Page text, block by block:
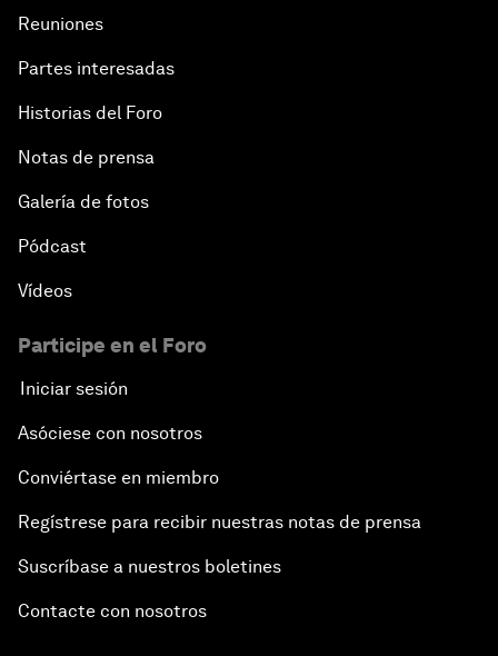
Reuniones
Partes interesadas
Historias del Foro
Notas de prensa
Galería de fotos
Pódcast
Vídeos
Participe en el Foro
Iniciar sesión
Asóciese con nosotros
Conviértase en miembro
Regístrese para recibir nuestras notas de prensa
Suscríbase a nuestros boletines
Contacte con nosotros